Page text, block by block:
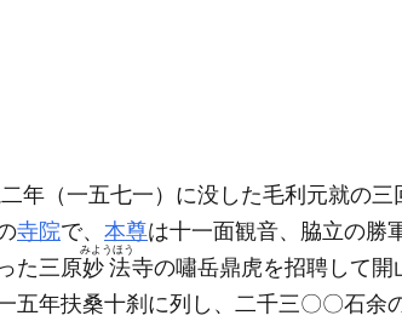
年 （一五七一） に没した毛利元就の
寺院で、 本尊は十一面観音、脇立の勝
た三原妙法
みようほう
寺の嘯岳鼎虎を招聘して
五年扶桑十刹に列し、二千三〇〇石余